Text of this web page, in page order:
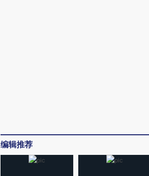
编辑推荐